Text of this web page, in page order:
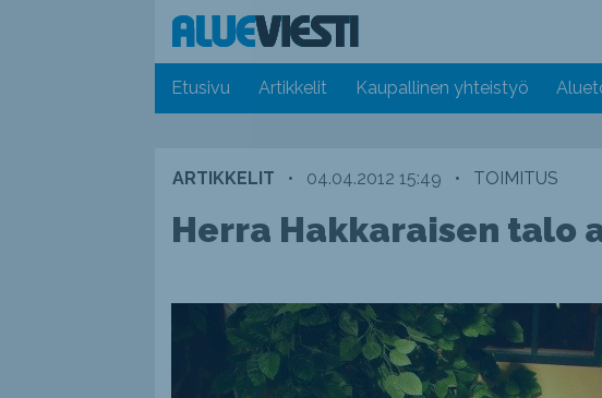
Etusivu Artikkelit Kaupallinen yhteistyö
ARTIKKELIT • 04.04.2012 15:49 • TOIMITUS
Herra Hakkaraisen talo